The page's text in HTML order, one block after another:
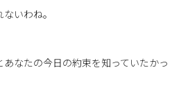
いわね。
なたの今日の約束を知っていたかっ